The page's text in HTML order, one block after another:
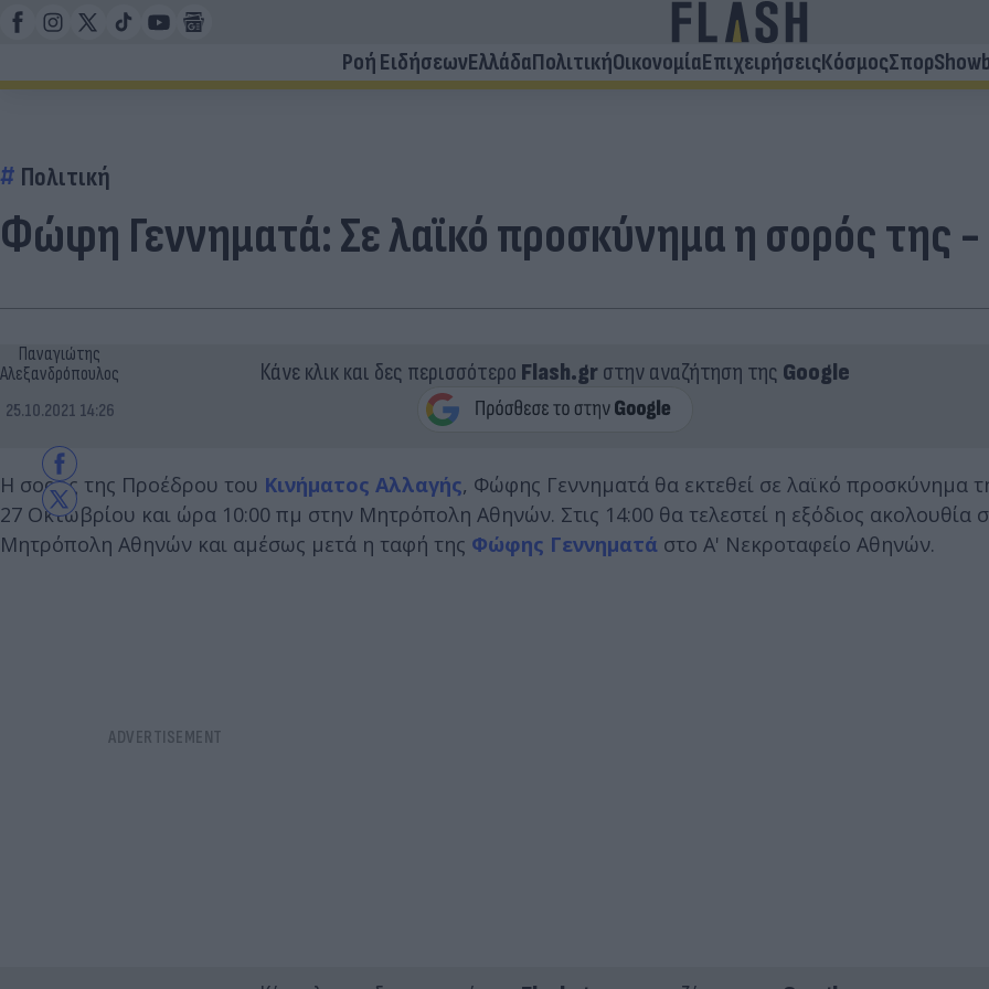
Ροή ΕιδήσεωνΕλλάδαΠολιτικήΟικονομίαΕπιχειρήσειςΚόσμοςΣπορ
Πολιτική
Φώφη Γεννηματά: Σε λαϊκό προσκύνημα η σορός της -
Παναγιώτης
Αλεξανδρόπουλος
25.10.2021 14:26
Κάνε κλικ και δες περισσότερο Flash.grστην αναζήτηση της Google
Η σορός της Προέδρου του Κινήματος Αλλαγής, Φώφης Γεννηματά θα εκτεθεί σε λαϊκό προσκύνημα
27 Οκτωβρίου και ώρα 10:00 πμ στην Μητρόπολη Αθηνών. Στις 14:00 θα τελεστεί η εξόδιος ακολουθία
Μητρόπολη Αθηνών και αμέσως μετά η ταφή της Φώφης Γεννηματά στο Α' Νεκροταφείο Αθηνών.